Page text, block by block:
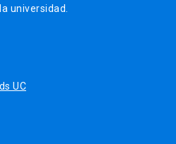
universidad.
UC